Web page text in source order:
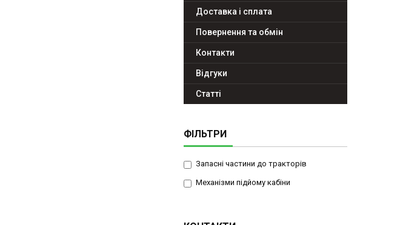
Доставка і сплата
Повернення та обмін
Контакти
Відгуки
Статті
ФІЛЬТРИ
Запасні частини до тракторів
Механізми підйому кабіни